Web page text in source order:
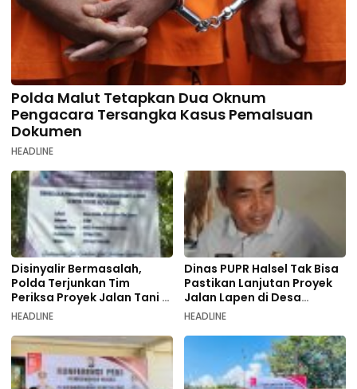
Polda Malut Tetapkan Dua Oknum
Pengacara Tersangka Kasus Pemalsuan
Dokumen
HEADLINE
Disinyalir Bermasalah,
Polda Terjunkan Tim
Periksa Proyek Jalan Tani di
Galala
HEADLINE
Dinas PUPR Halsel Tak Bisa
Pastikan Lanjutan Proyek
Jalan Lapen di Desa
Sambiki
HEADLINE